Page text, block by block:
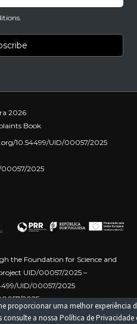
proporcionar uma melhor experiência
a nossa Política de Privacidade
2026
Book
10.54499/UID/00057/2025
00057/2025
the Foundation for Science and
UID/00057/2025 –
UID/00057/2025
2025 –
00057/2025Funded by the